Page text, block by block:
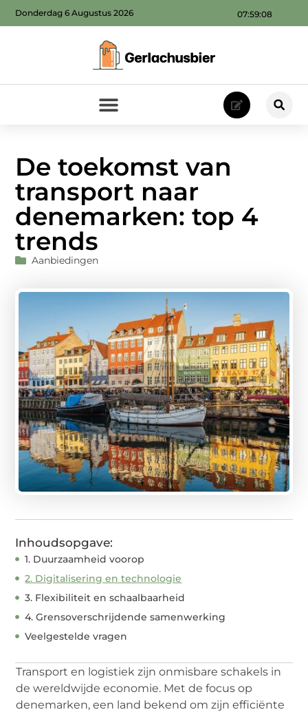
07:59:10
Donderdag 6 Augustus 2026
De toekomst van
transport naar
denemarken: top 4
trends
Aanbiedingen
Inhoudsopgave:
1. Duurzaamheid voorop
2. Digitalisering en technologie
3. Flexibiliteit en schaalbaarheid
4. Grensoverschrijdende samenwerking
Veelgestelde vragen
Transport en logistiek zijn onmisbare schakels in
de wereldwijde economie. Met de focus op
denemarken, een land bekend om zijn efficiënte